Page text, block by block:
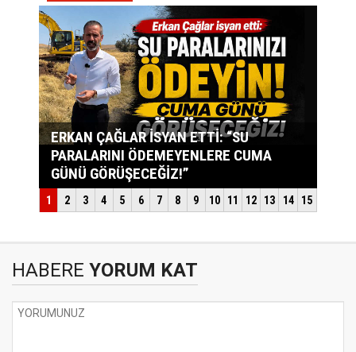
HABERE YORUM KAT